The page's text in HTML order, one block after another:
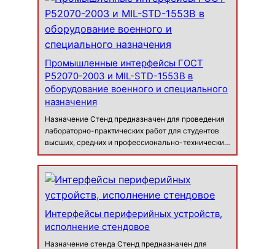
Промышленные интерфейсы ГОСТ
Р52070-2003 и MIL-STD-1553B в
оборудование военного и специального
назначения
Назначение Стенд предназначен для проведения
лабораторно-практических работ для студентов
высших, средних и профессионально-технических
учебных заведений с целью изучения физических
принципов передачи данных через промышленные
интерфейсы в основном военно…
Интерфейсы периферийных устройств,
исполнение стендовое
Назначение стенда Стенд предназначен для